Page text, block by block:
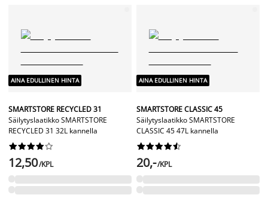
AINA EDULLINEN HINTA
SMARTSTORE RECYCLED 31
Säilytyslaatikko SMARTSTORE
RECYCLED 31 32L kannella






12,50/KPL
AINA EDULLINEN HINTA
SMARTSTORE CLASSIC 45
Säilytyslaatikko SMARTSTORE
CLASSIC 45 47L kannella






20,-/KPL